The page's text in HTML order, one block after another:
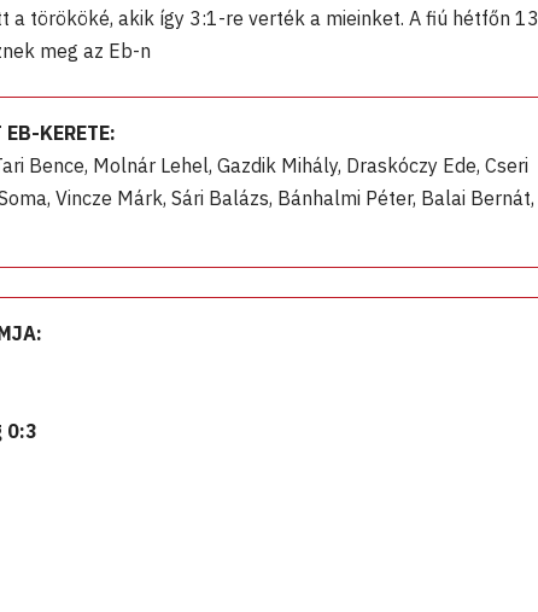
a törököké, akik így 3:1-re verték a mieinket. A fiú hétfőn 13
meg az Eb-n
KERETE:
Bence, Molnár Lehel, Gazdik Mihály, Draskóczy Ede, Cseri
Vincze Márk, Sári Balázs, Bánhalmi Péter, Balai Bernát,
0:3